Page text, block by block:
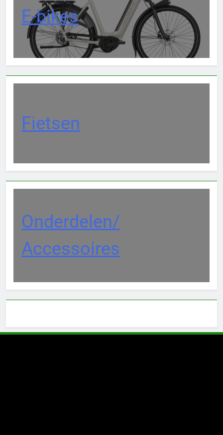
E-bikes
Fietsen
Onderdelen/
Accessoires